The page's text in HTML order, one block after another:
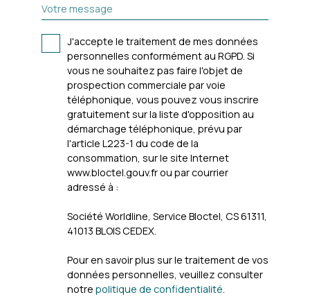
Votre message
J'accepte le traitement de mes données
personnelles conformément au RGPD. Si
vous ne souhaitez pas faire l'objet de
prospection commerciale par voie
téléphonique, vous pouvez vous inscrire
gratuitement sur la liste d'opposition au
démarchage téléphonique, prévu par
l'article L223-1 du code de la
consommation, sur le site Internet
www.bloctel.gouv.fr ou par courrier
adressé à :
Société Worldline, Service Bloctel, CS 61311,
41013 BLOIS CEDEX.
Pour en savoir plus sur le traitement de vos
données personnelles, veuillez consulter
notre politique de confidentialité.